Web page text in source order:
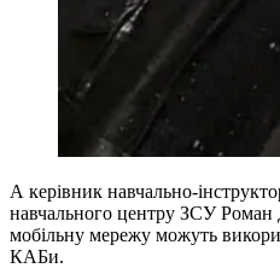
А керівник навчально-
навчального центру ЗСУ Роман
мобільну мережу можуть
КАБи.